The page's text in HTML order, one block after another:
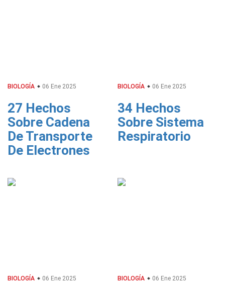
BIOLOGÍA 06 Ene 2025
27 Hechos
Sobre Cadena
De Transporte
De Electrones
BIOLOGÍA 06 Ene 2025
34 Hechos
Sobre Sistema
Respiratorio
BIOLOGÍA 06 Ene 2025 BIOLOGÍA 06 Ene 2025